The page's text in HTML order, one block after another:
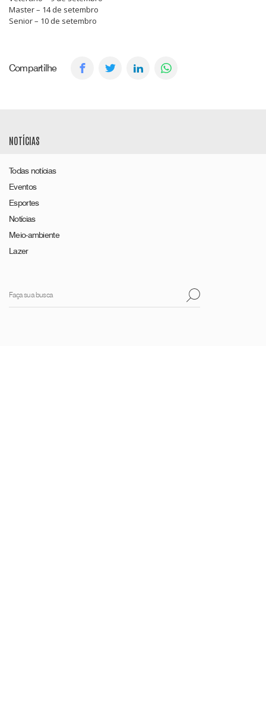
Master – 14 de setembro
Senior – 10 de setembro
Compartilhe
NOTÍCIAS
Todas notícias
Eventos
Esportes
Notícias
Meio-ambiente
Lazer